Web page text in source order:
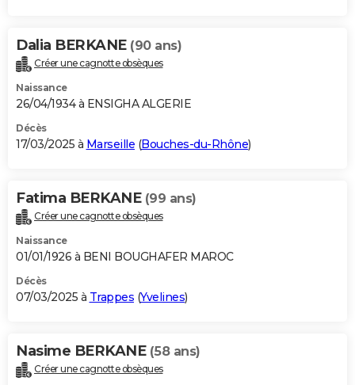
Dalia BERKANE (90 ans)
Créer une cagnotte obsèques
Naissance
26/04/1934 à ENSIGHA ALGERIE
Décès
17/03/2025 à Marseille (Bouches-du-Rhône)
Fatima BERKANE (99 ans)
Créer une cagnotte obsèques
Naissance
01/01/1926 à BENI BOUGHAFER MAROC
Décès
07/03/2025 à Trappes (Yvelines)
Nasime BERKANE (58 ans)
Créer une cagnotte obsèques